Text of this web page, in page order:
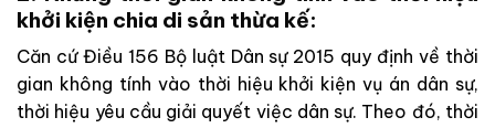
khởi kiện chia di sản thừa kế:
Căn cứ Điều 156 Bộ luật Dân sự 2015 quy định về thời
gian không tính vào thời hiệu khởi kiện vụ án dân sự,
thời hiệu yêu cầu giải quyết việc dân sự. Theo đó, thời